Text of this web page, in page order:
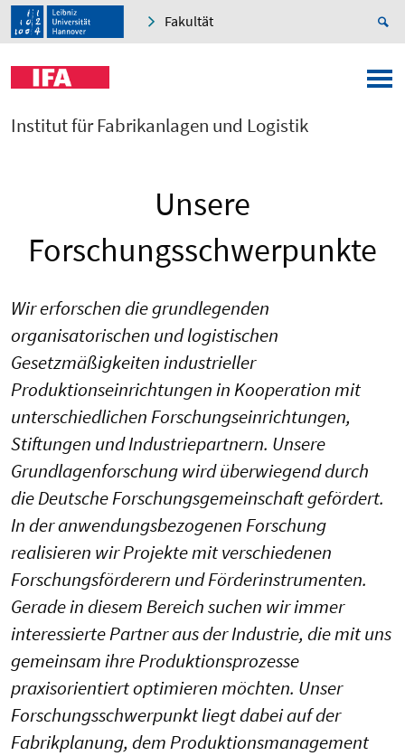
Fakultät
Institut für Fabrikanlagen und Logistik
Unsere
Forschungsschwerpunkte
Wir erforschen die grundlegenden
organisatorischen und logistischen
Gesetzmäßigkeiten industrieller
Produktionseinrichtungen in Kooperation mit
unterschiedlichen Forschungseinrichtungen,
Stiftungen und Industriepartnern. Unsere
Grundlagenforschung wird überwiegend durch
die Deutsche Forschungsgemeinschaft gefördert.
In der anwendungsbezogenen Forschung
realisieren wir Projekte mit verschiedenen
Forschungsförderern und Förderinstrumenten.
Gerade in diesem Bereich suchen wir immer
interessierte Partner aus der Industrie, die mit uns
gemeinsam ihre Produktionsprozesse
praxisorientiert optimieren möchten. Unser
Forschungsschwerpunkt liegt dabei auf der
Fabrikplanung, dem Produktionsmanagement